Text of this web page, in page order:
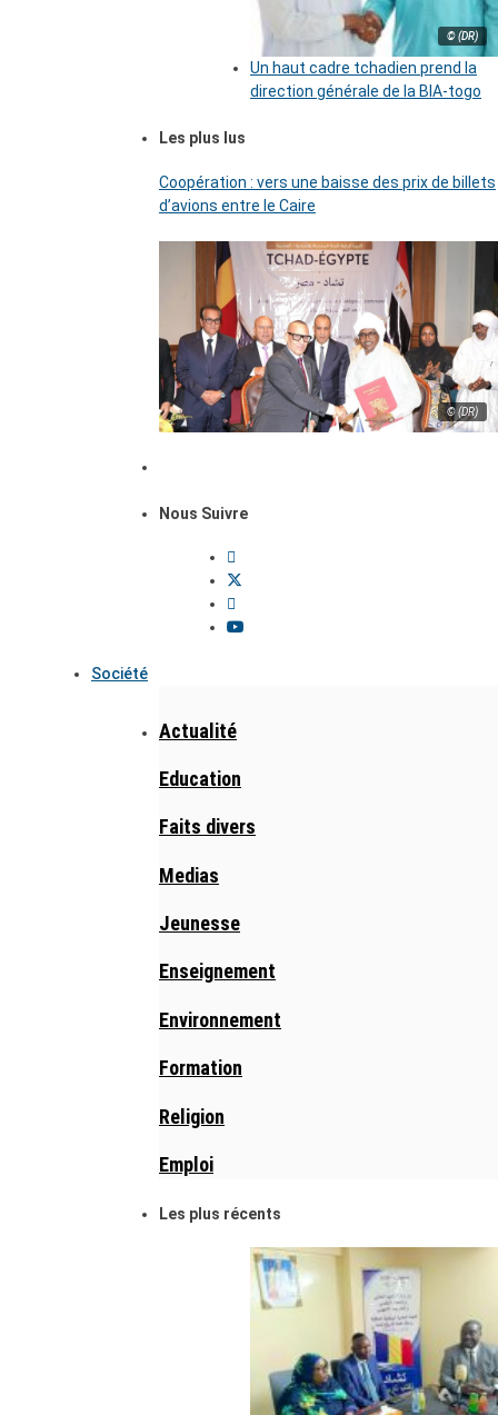
© (DR)
Un haut cadre tchadien prend la
direction générale de la BIA-togo
Les plus lus
Coopération : vers une baisse des prix de billets
d’avions entre le Caire
© (DR)
Nous Suivre
Société
Actualité
Education
Faits divers
Medias
Jeunesse
Enseignement
Environnement
Formation
Religion
Emploi
Les plus récents